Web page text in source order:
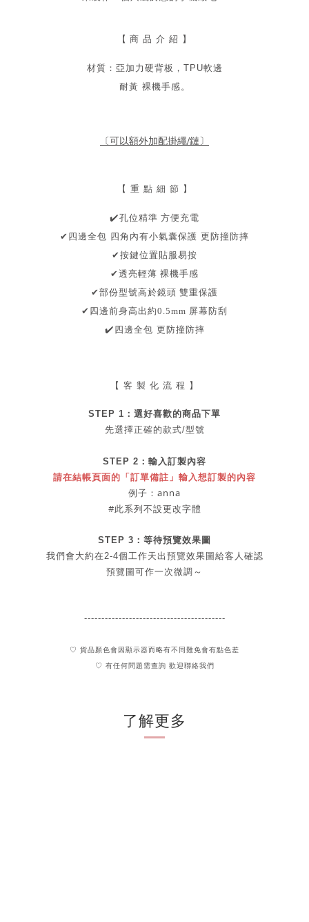
【 商 品 介 紹 】
材質：亞加力硬背板，TPU軟邊
耐黃 裸機手感。
〔可以額外加配掛繩/鏈〕
【 重 點 細 節 】
✔孔位精準 方便充電
✔ 四邊全包 四角內有小氣囊保護 更防撞防摔
✔按鍵位置貼服易按
✔透亮輕薄 裸機手感
✔部份型號高於鏡頭 雙重保護
✔ 四邊前身高出約0.5mm 屏幕防刮
✔ 四邊全包 更防撞防摔
【 客 製 化 流 程 】
STEP 1： 選好喜歡的商品下單
先選擇正確的款式/型號
STEP 2： 輸入訂製內容
請在結帳頁面的「訂單備註」輸入想訂製的內容
例子：anna
#此系列不設更改字體
STEP 3：等待預覽效果圖
我們會大約在2-4個工作天出 預覽效果圖給客人確認
預覽圖可作一次微調～
-----------------------------------------
♡ 貨品顏色會因顯示器而略有不同難免會有點色差
♡ 有任何問題需查詢 歡迎聯絡我們
了解更多